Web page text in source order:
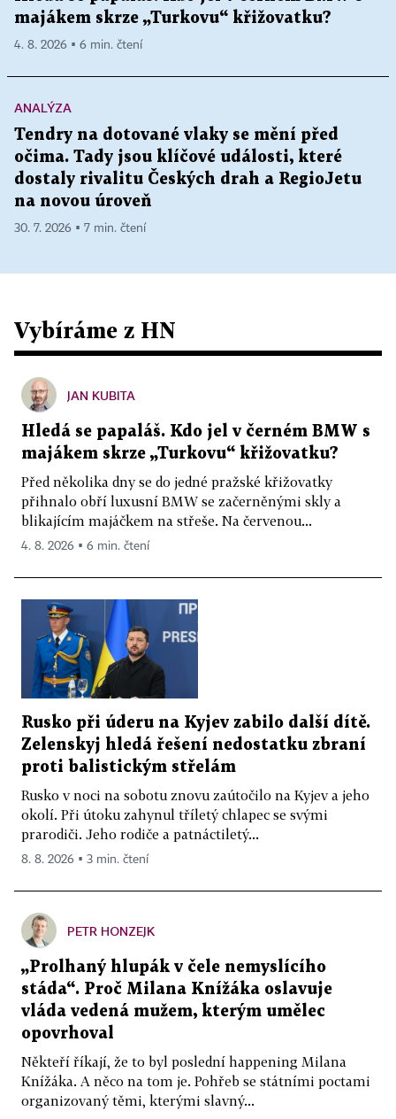
majákem skrze „Turkovu“ křižovatku?
4. 8. 2026 ▪ 6 min. čtení
ANALÝZA
Tendry na dotované vlaky se mění před
očima. Tady jsou klíčové události, které
dostaly rivalitu Českých drah a RegioJetu
na novou úroveň
30. 7. 2026 ▪ 7 min. čtení
Vybíráme z HN
JAN KUBITA
Hledá se papaláš. Kdo jel v černém BMW s
majákem skrze „Turkovu“ křižovatku?
Před několika dny se do jedné pražské křižovatky
přihnalo obří luxusní BMW se začerněnými skly a
blikajícím majáčkem na střeše. Na červenou...
4. 8. 2026 ▪ 6 min. čtení
Rusko při úderu na Kyjev zabilo další dítě.
Zelenskyj hledá řešení nedostatku zbraní
proti balistickým střelám
Rusko v noci na sobotu znovu zaútočilo na Kyjev a jeho
okolí. Při útoku zahynul tříletý chlapec se svými
prarodiči. Jeho rodiče a patnáctiletý...
8. 8. 2026 ▪ 3 min. čtení
PETR HONZEJK
„Prolhaný hlupák v čele nemyslícího
stáda“. Proč Milana Knížáka oslavuje
vláda vedená mužem, kterým umělec
opovrhoval
Někteří říkají, že to byl poslední happening Milana
Knížáka. A něco na tom je. Pohřeb se státními poctami
organizovaný těmi, kterými slavný...